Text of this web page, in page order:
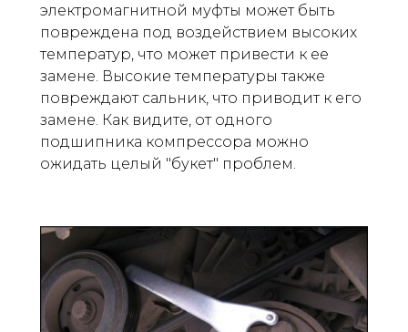
электромагнитной муфты может быть
повреждена под воздействием высоких
температур, что может привести к ее
замене. Высокие температуры также
повреждают сальник, что приводит к его
замене. Как видите, от одного
подшипника компрессора можно
ожидать целый "букет" проблем.